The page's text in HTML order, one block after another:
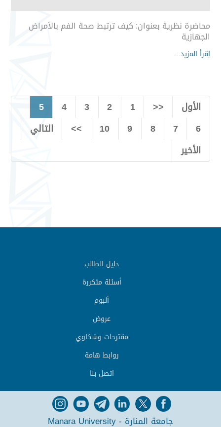
محاضرة نظرية بعنوان: كيف ترتبط صحة الفم بالأمراض
الجهازية
إقرأ المزيد...
الأول <<
1
2
3
4
5
6
7
8
9
10
>>
التالي
الأخير
دليل الطالب
أسئلة متكررة
ألبوم
عروض
مقترحات وشكاوي
روابط هامة
اتصل بنا
جامعة المنارة - Manara University